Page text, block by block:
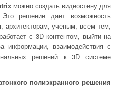
можно создать видеостену для
решение дает возможность
архитекторам, ученым, всем тем,
с 3D контентом, выйти на
информации, взаимодействия с
решений к 3D системе
полиэкранного решения